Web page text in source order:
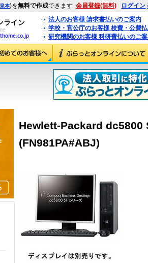
見本)を無料で作成できます 会員登録(無料) ログイン
法人のお客様 請求書払いのご案内
学校・官公庁のお客様 校費・公費
研究機関のお客様 科研費払いのご
Hewlett-Packard dc5800
(FN981PA#ABJ)